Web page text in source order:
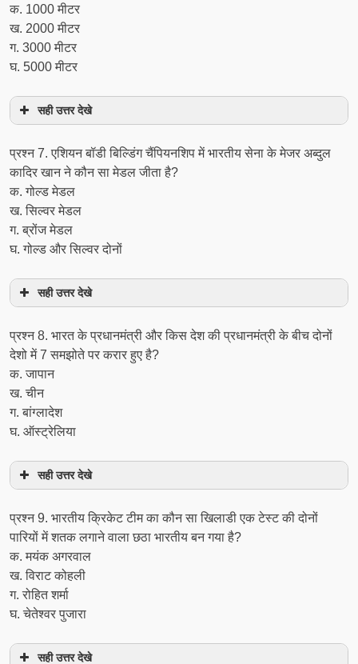
क. 1000 मीटर
ख. 2000 मीटर
ग. 3000 मीटर
घ. 5000 मीटर
सही उत्तर देखे
प्रश्‍न 7. एशियन बॉडी बिल्डिंग चैंपियनशिप में भारतीय सेना के मेजर अब्दुल
कादिर खान ने कौन सा मेडल जीता है?
क. गोल्ड मेडल
ख. सिल्वर मेडल
ग. ब्रोंज मेडल
घ. गोल्ड और सिल्वर दोनों
सही उत्तर देखे
प्रश्‍न 8. भारत के प्रधानमंत्री और किस देश की प्रधानमंत्री के बीच दोनों
देशो में 7 समझोते पर करार हुए है?
क. जापान
ख. चीन
ग. बांग्लादेश
घ. ऑस्ट्रेलिया
सही उत्तर देखे
प्रश्‍न 9. भारतीय क्रिकेट टीम का कौन सा खिलाडी एक टेस्ट की दोनों
पारियों में शतक लगाने वाला छठा भारतीय बन गया है?
क. मयंक अगरवाल
ख. विराट कोहली
ग. रोहित शर्मा
घ. चेतेश्वर पुजारा
सही उत्तर देखे